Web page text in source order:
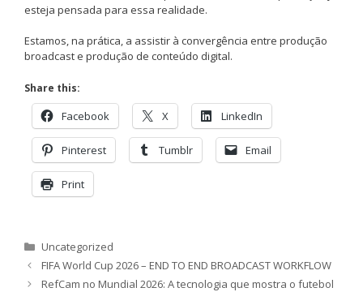
esteja pensada para essa realidade.
Estamos, na prática, a assistir à convergência entre produção
broadcast e produção de conteúdo digital.
Share this:
Facebook X LinkedIn
Pinterest Tumblr Email
Print
Categorias
Uncategorized
FIFA World Cup 2026 – END TO END BROADCAST WORKFLOW
RefCam no Mundial 2026: A tecnologia que mostra o futebol